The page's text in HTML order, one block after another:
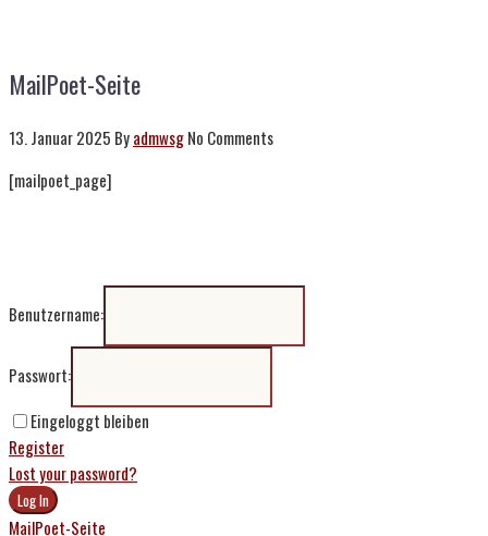
MailPoet-Seite
13. Januar 2025 ByadmwsgNo Comments
[mailpoet_page]
Benutzername:
Passwort:
Eingeloggt bleiben
Register
Lost your password?
MailPoet-Seite